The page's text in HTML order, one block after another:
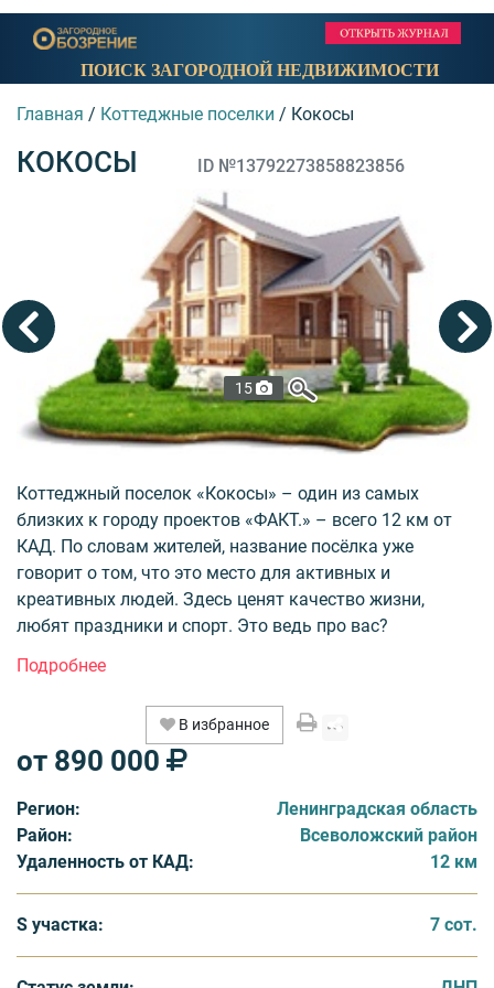
ПОИСК ЗАГОРОДНОЙ НЕДВИЖИМОСТИ
Главная / Коттеджные поселки / Кокосы
КОКОСЫ ID №13792273858823856
15
Коттеджный поселок «Кокосы» – один из самых
близких к городу проектов «ФАКТ.» – всего 12 км от
КАД. По словам жителей, название посёлка уже
говорит о том, что это место для активных и
креативных людей. Здесь ценят качество жизни,
любят праздники и спорт. Это ведь про вас?
Транспортная доступность и социальная
инфраструктура
Всего 15 минут по Мурманскому шоссе, и вы дома! По
пути удобно расположен ТРЦ «МЕГА Дыбенко» с
деревне Разметелево, где есть детские сады, школы,
магазины, отделения почты и банков, а также
медицинские пункты – всё то, что необходимо для
постоянной жизни за городом.
В избранное
от 890 000
Регион:
Ленинградская область
Район:
Всеволожский район
Удаленность от КАД:
12 км
S участка: 7 сот.